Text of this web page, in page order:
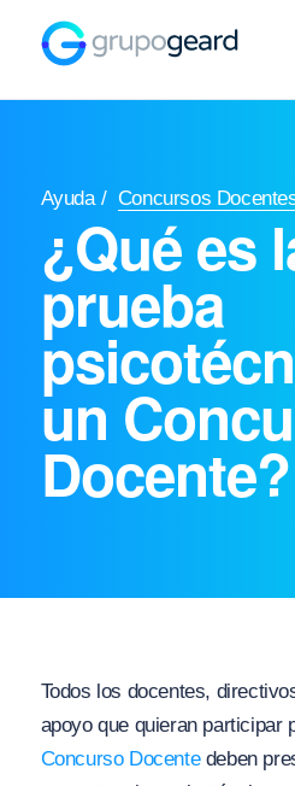
Ayuda / Concursos
¿Qué es
prueba
un
Docente?
Todos los docentes,
apoyo que quieran participar
Concurso Docentedeben